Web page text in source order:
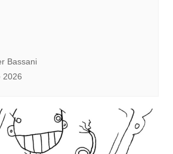
Bassani
2026